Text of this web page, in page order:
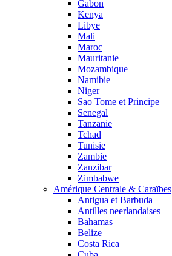
Gabon
Kenya
Libye
Mali
Maroc
Mauritanie
Mozambique
Namibie
Niger
Sao Tome et Principe
Senegal
Tanzanie
Tchad
Tunisie
Zambie
Zanzibar
Zimbabwe
Amérique Centrale & Caraïbes
Antigua et Barbuda
Antilles neerlandaises
Bahamas
Belize
Costa Rica